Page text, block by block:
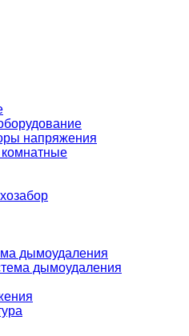
напряжения
дымоудаления
дымоудаления